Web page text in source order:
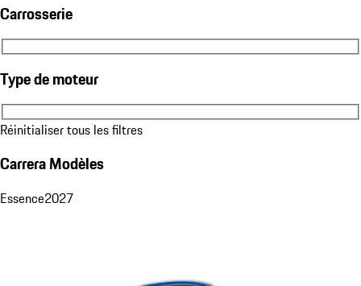
Carrosserie
Carrosserie
Type de moteur
Type de moteur
Réinitialiser tous les filtres
Carrera Modèles
Essence2027